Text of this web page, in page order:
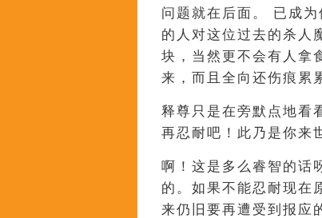
问题就在后面。 已成
的人对这位过去的杀人
块，当然更不会有人拿
来，而且全向还伤痕累
释尊只是在旁默点地看
再忍耐吧！此乃是你来
啊！这是多么睿智的话
的。如果不能忍耐现在
来仍旧要再遭受到报应